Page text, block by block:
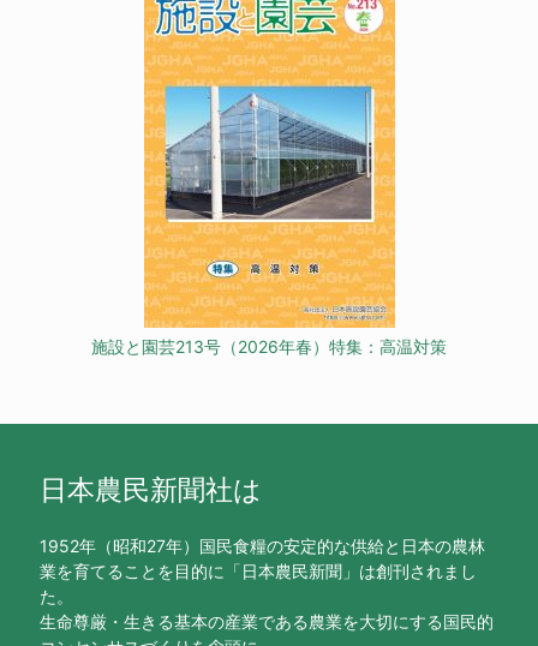
施設と園芸213号（2026年春）特集：高温対策
日本農民新聞社は
1952年（昭和27年）国民食糧の安定的な供給と日本の農林
業を育てることを目的に「日本農民新聞」は創刊されまし
た。
生命尊厳・生きる基本の産業である農業を大切にする国民的